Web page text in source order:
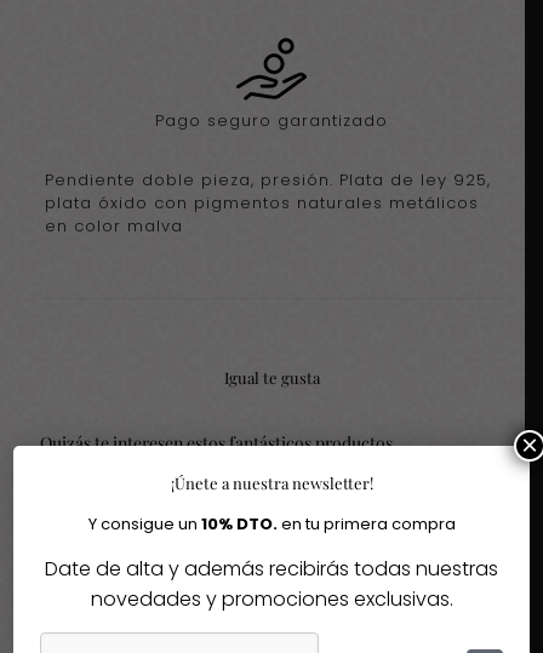
Pago seguro garantizado
Pendiente doble pieza, presión. Plata de ley 925,
plata óxido con pigmentos naturales metálicos
en color malva
Igual te gusta
Quizás te interesen estos fantásticos productos
Agotado
¡Únete a nuestra newsletter!
Y consigue un 10% DTO.en tu primera compra
Date de alta y además recibirás todas nuestras
novedades y promociones exclusivas.
×